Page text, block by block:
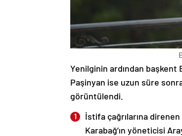
Yenilginin ardından
Paşinyan ise uzun süre
görüntülendi.
İstifa çağrılarına
Karabağ’ın yöneticisi